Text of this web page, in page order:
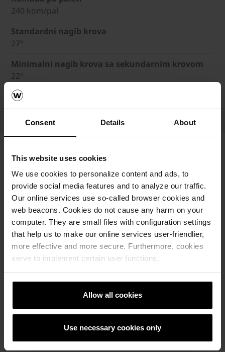
Consent Details About
This website uses cookies
We use cookies to personalize content and ads, to
provide social media features and to analyze our traffic.
Our online services use so-called browser cookies and
web beacons. Cookies do not cause any harm on your
computer. They are small files with configuration settings
that help us to make our online services user-friendlier,
more effective and more secure. Furthermore, cookies
serve to implement certain user functions.
Allow all cookies
Use necessary cookies only
240 kom/pal
Standardni nagib krova
27°
Minimalni nagib krova sa sekundarnim krovom
22°
Minimalni nagib krova sa vodonepropusnim
20°
Kalkulatori za izračun krova
Naručite besplatan izračun materijala
Naručite besplatan uzorak crijepa